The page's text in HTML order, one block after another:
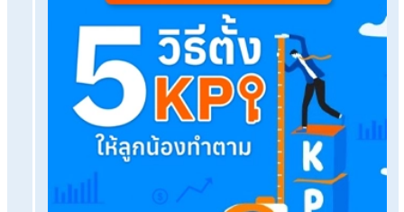
มัดรวมสวัสดิการเจ๋ง ๆ ที่ช่วยมัดใจพนักงานให้อยู่ย
โปรแกรมบริหารงานบุคคล คืออะไร ตอบโจทย์ HR แ
พนักงานอย่างไร